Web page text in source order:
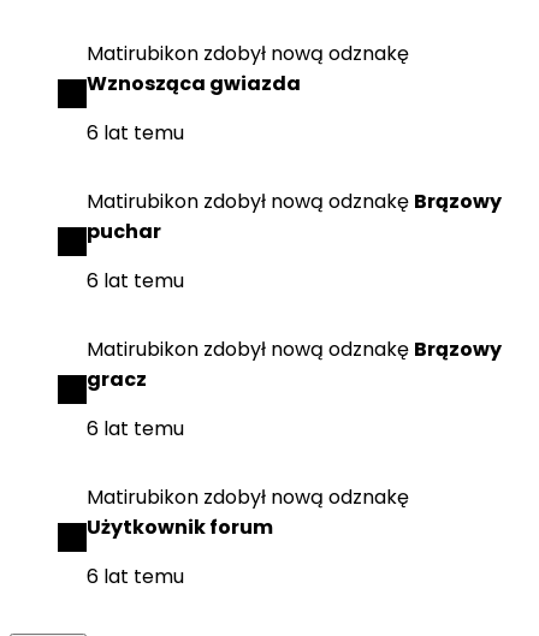
Matirubikon zdobył nową odznakę
Wznosząca gwiazda
6 lat temu
Matirubikon zdobył nową odznakę Brązowy
puchar
6 lat temu
Matirubikon zdobył nową odznakę Brązowy
gracz
6 lat temu
Matirubikon zdobył nową odznakę
Użytkownik forum
6 lat temu